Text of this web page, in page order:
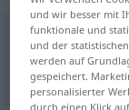
schnüffeln
Übersicht
(Für mehr Details
und wir besser mit
funktionale und
und der
werden auf
gespeichert.
personalisierter
durch einen Klick